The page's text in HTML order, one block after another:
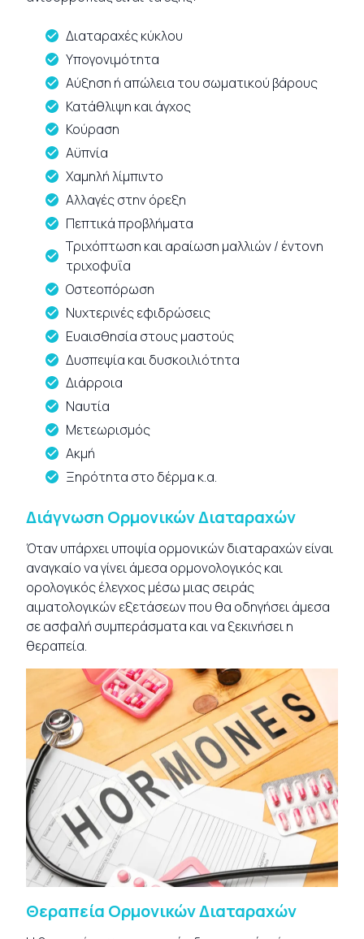
Διαταραχές κύκλου
Υπογονιμότητα
Αύξηση ή απώλεια του σωματικού βάρους
Κατάθλιψη και άγχος
Κούραση
Αϋπνία
Χαμηλή λίμπιντο
Αλλαγές στην όρεξη
Πεπτικά προβλήματα
Τριχόπτωση και αραίωση μαλλιών / έντονη
τριχοφυΐα
Οστεοπόρωση
Νυχτερινές εφιδρώσεις
Ευαισθησία στους μαστούς
Δυσπεψία και δυσκοιλιότητα
Διάρροια
Ναυτία
Μετεωρισμός
Ακμή
Ξηρότητα στο δέρμα κ.α.
Διάγνωση Ορμονικών Διαταραχών
Όταν υπάρχει υποψία ορμονικών διαταραχών είναι
αναγκαίο να γίνει άμεσα ορμονολογικός και
ορολογικός έλεγχος μέσω μιας σειράς
αιματολογικών εξετάσεων που θα οδηγήσει άμεσα
σε ασφαλή συμπεράσματα και να ξεκινήσει η
θεραπεία.
Θεραπεία Ορμονικών Διαταραχών